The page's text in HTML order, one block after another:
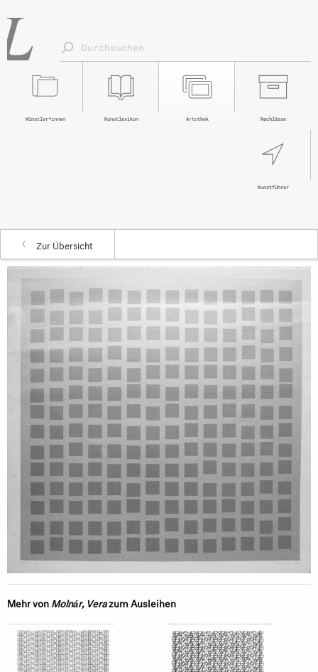
Nachlässe
Artothek
Kunstlexikon
Künstler*innen
Kunstführer
Zur Übersicht
Mehr vonMolnár, Verazum Ausleihen